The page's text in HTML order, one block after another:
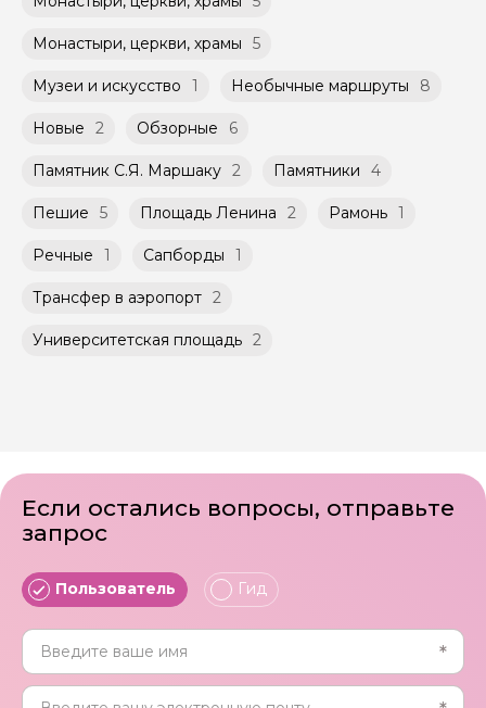
российского банка можно оплатить любую
не более 10 человек)
Монастыри, церкви, храмы 5
Музеи и искусство 1 Необычные маршруты 8
Новые 2 Обзорные 6
Памятник С.Я. Маршаку 2 Памятники 4
Пешие 5 Площадь Ленина 2 Рамонь 1
Речные 1 Сапборды 1
Трансфер в аэропорт 2
Университетская площадь 2
Если остались вопросы, отправьте
запрос
Пользователь Гид